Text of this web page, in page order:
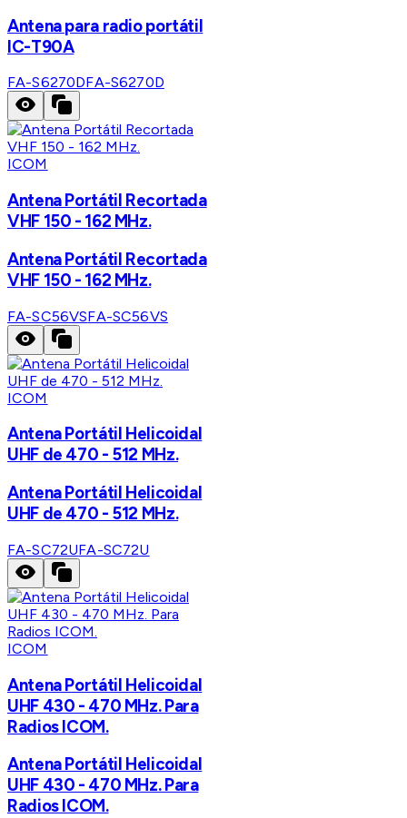
Antena para radio portátil
IC-T90A
FA-S6270DFA-S6270D
ICOM
Antena Portátil Recortada
VHF 150 - 162 MHz.
Antena Portátil Recortada
VHF 150 - 162 MHz.
FA-SC56VSFA-SC56VS
ICOM
Antena Portátil Helicoidal
UHF de 470 - 512 MHz.
Antena Portátil Helicoidal
UHF de 470 - 512 MHz.
FA-SC72UFA-SC72U
ICOM
Antena Portátil Helicoidal
UHF 430 - 470 MHz. Para
Radios ICOM.
Antena Portátil Helicoidal
UHF 430 - 470 MHz. Para
Radios ICOM.